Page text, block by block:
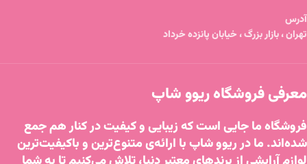
آدرس
تهران ، بازار بزرگ ، خیابان پانزده خرداد
معرفی فروشگاه ریوو شاپ
فروشگاه ما جایی است که زیبایی و کیفیت در کنار هم جمع
شده‌اند. ما در ریوو شاپ با ارائه‌ی متنوع‌ترین و باکیفیت‌ترین